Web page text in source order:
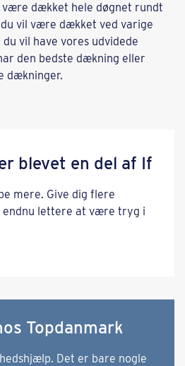
være dækket hele døgnet rundt
vil være dækket ved varige
vil have vores udvidede
den bedste dækning eller
dækninger.
blevet en del af If
mere. Give dig flere
endnu lettere at være tryg i
Topdanmark
Det er bare nogle